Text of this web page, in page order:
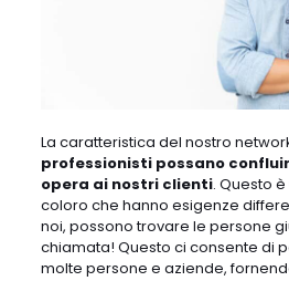
La caratteristica del nostro
professionisti possano
opera ai nostri clienti. Questo
coloro che hanno esigenze
noi, possono trovare le persone
chiamata! Questo ci consente di
molte persone e aziende,